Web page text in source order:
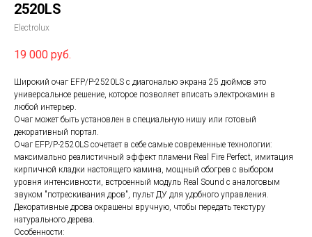
2520LS
Electrolux
19 000 руб.
Широкий очаг EFP/P-2520LS с диагональю экрана 25 дюймов это
универсальное решение, которое позволяет вписать электрокамин в
любой интерьер.
Очаг может быть установлен в специальную нишу или готовый
декоративный портал.
Очаг EFP/P-2520LS сочетает в себе самые современные технологии:
максимально реалистичный эффект пламени Real Fire Perfect, имитация
кирпичной кладки настоящего камина, мощный обогрев с выбором
уровня интенсивности, встроенный модуль Real Sound с аналоговым
звуком "потрескивания дров", пульт ДУ для удобного управления.
Декоративные дрова окрашены вручную, чтобы передать текстуру
натурального дерева.
Особенности: